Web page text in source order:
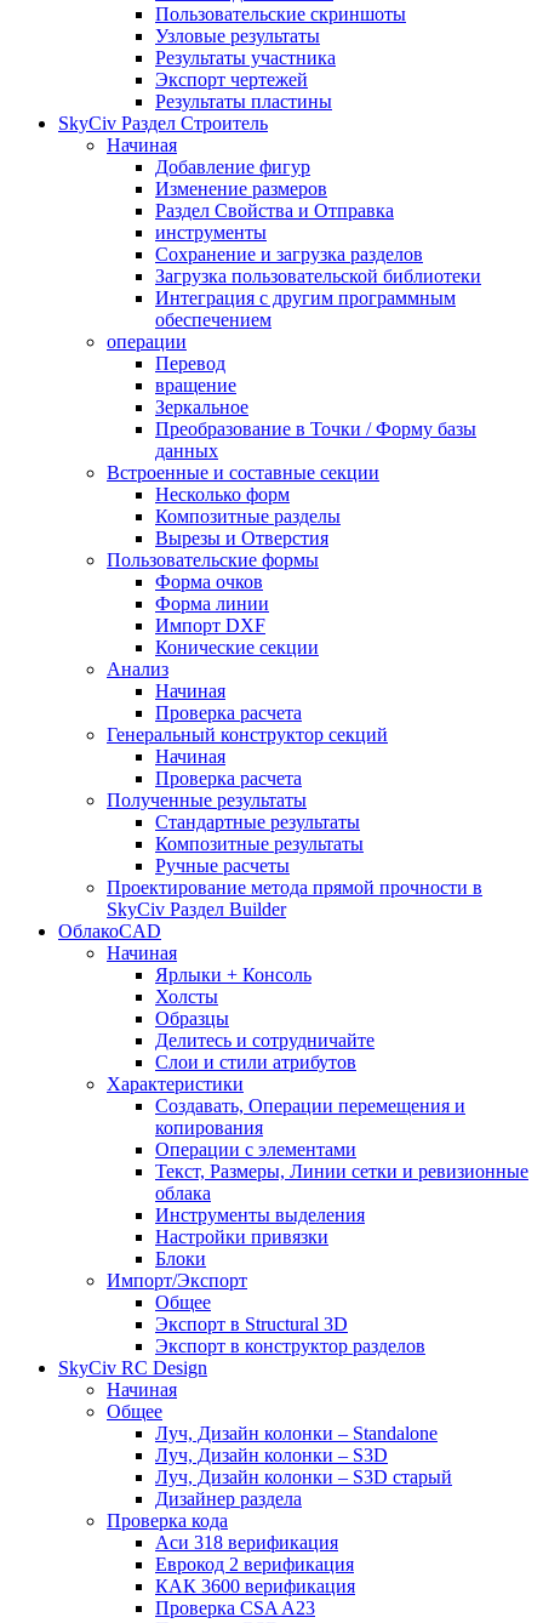
Пользовательские скриншоты
Узловые результаты
Результаты участника
Экспорт чертежей
Результаты пластины
SkyCiv Раздел Строитель
Начиная
Добавление фигур
Изменение размеров
Раздел Свойства и Отправка
инструменты
Сохранение и загрузка разделов
Загрузка пользовательской библиотеки
Интеграция с другим программным
обеспечением
операции
Перевод
вращение
Зеркальное
Преобразование в Точки / Форму базы
данных
Встроенные и составные секции
Несколько форм
Композитные разделы
Вырезы и Отверстия
Пользовательские формы
Форма очков
Форма линии
Импорт DXF
Конические секции
Анализ
Начиная
Проверка расчета
Генеральный конструктор секций
Начиная
Проверка расчета
Полученные результаты
Стандартные результаты
Композитные результаты
Ручные расчеты
Проектирование метода прямой прочности в
SkyCiv Раздел Builder
ОблакоCAD
Начиная
Ярлыки + Консоль
Холсты
Образцы
Делитесь и сотрудничайте
Слои и стили атрибутов
Характеристики
Создавать, Операции перемещения и
копирования
Операции с элементами
Текст, Размеры, Линии сетки и ревизионные
облака
Инструменты выделения
Настройки привязки
Блоки
Импорт/Экспорт
Общее
Экспорт в Structural 3D
Экспорт в конструктор разделов
SkyCiv RC Design
Начиная
Общее
Луч, Дизайн колонки – Standalone
Луч, Дизайн колонки – S3D
Луч, Дизайн колонки – S3D старый
Дизайнер раздела
Проверка кода
Аси 318 верификация
Еврокод 2 верификация
КАК 3600 верификация
Проверка CSA A23